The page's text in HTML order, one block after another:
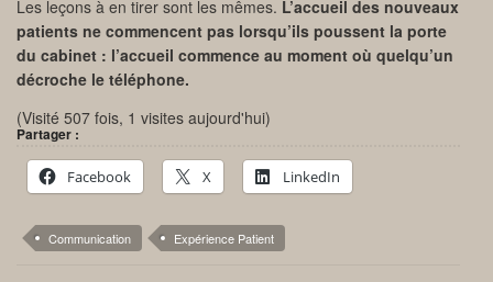
Les leçons à en tirer sont les mêmes. L’accueil des nouveaux
patients ne commencent pas lorsqu’ils poussent la porte
du cabinet : l’accueil commence au moment où quelqu’un
décroche le téléphone.
(Visité 507 fois, 1 visites aujourd'hui)
Partager :
Facebook X LinkedIn
Communication Expérience Patient